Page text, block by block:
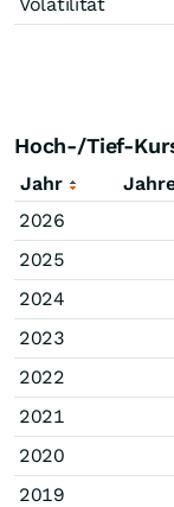
Hoch-/Tief-
Jahr
2026
2025
2024
2023
2022
2021
2020
2019